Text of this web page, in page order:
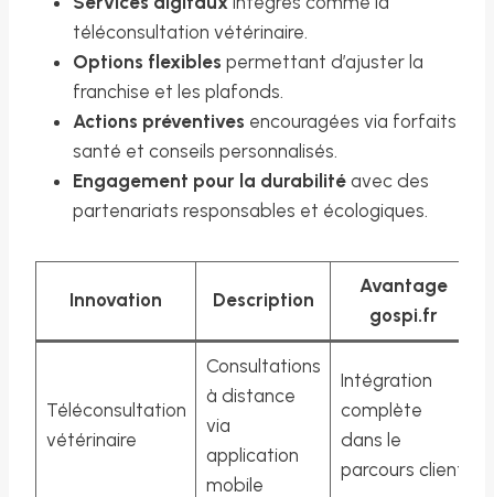
téléconsultation vétérinaire.
Options flexibles permettant d’ajuster la
franchise et les plafonds.
Actions préventives encouragées via forfaits
santé et conseils personnalisés.
Engagement pour la durabilité avec des
partenariats responsables et écologiques.
Innovation Description
Avantage
gospi.fr
Téléconsultation
vétérinaire
Consultations
à distance
via
application
mobile
Intégration
complète
dans le
parcours client